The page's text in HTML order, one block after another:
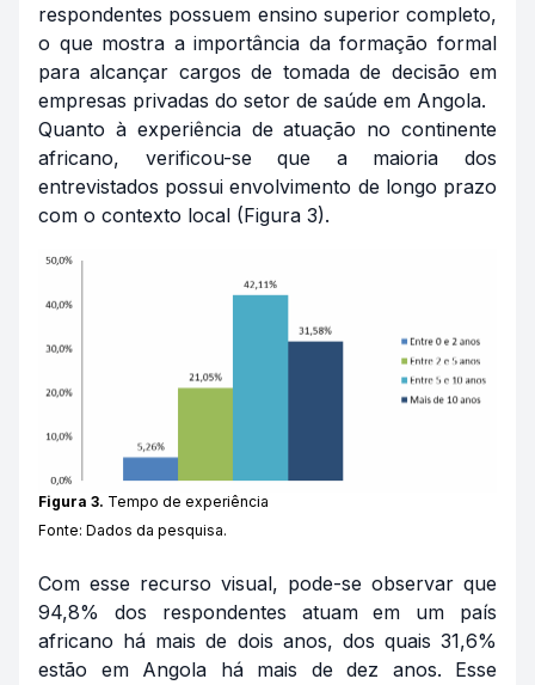
respondentes possuem ensino superior completo,
o que mostra a importância da formação formal
para alcançar cargos de tomada de decisão em
empresas privadas do setor de saúde em Angola.
Quanto à experiência de atuação no continente
africano, verificou-se que a maioria dos
entrevistados possui envolvimento de longo prazo
com o contexto local (Figura 3).
Figura 3. Tempo de experiência
Fonte: Dados da pesquisa.
Com esse recurso visual, pode-se observar que
94,8% dos respondentes atuam em um país
africano há mais de dois anos, dos quais 31,6%
estão em Angola há mais de dez anos. Esse